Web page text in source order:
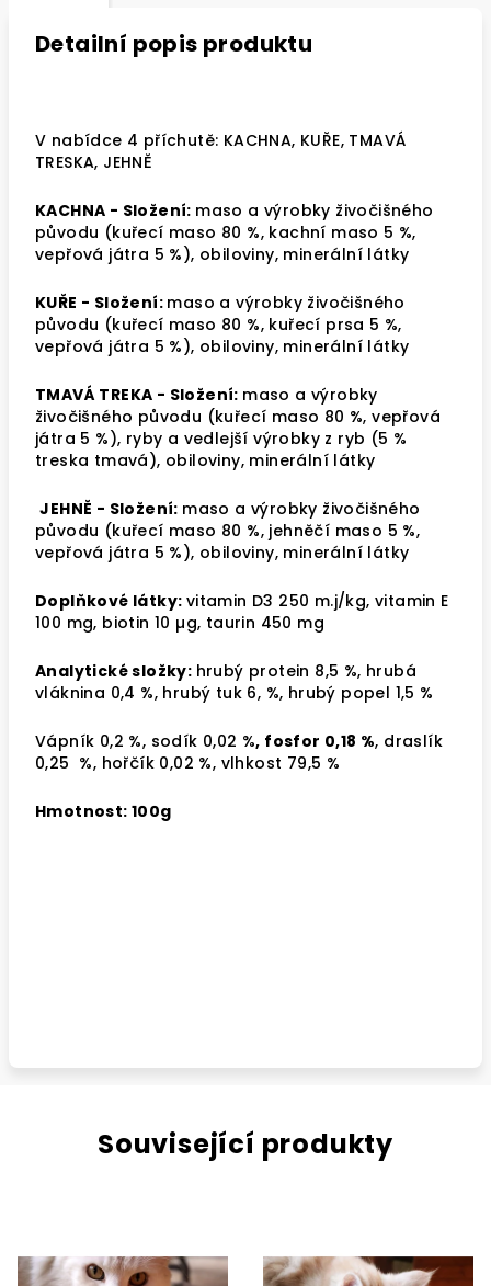
Detailní popis produktu
V nabídce 4 příchutě: KACHNA, KUŘE, TMAVÁ
TRESKA, JEHNĚ
KACHNA - Složení: maso a výrobky živočišného
původu (kuřecí maso 80 %, kachní maso 5 %,
vepřová játra 5 %), obiloviny, minerální látky
KUŘE - Složení: maso a výrobky živočišného
původu (kuřecí maso 80 %, kuřecí prsa 5 %,
vepřová játra 5 %), obiloviny, minerální látky
TMAVÁ TREKA - Složení: maso a výrobky
živočišného původu (kuřecí maso 80 %, vepřová
játra 5 %), ryby a vedlejší výrobky z ryb (5 %
treska tmavá), obiloviny, minerální látky
JEHNĚ - Složení: maso a výrobky živočišného
původu (kuřecí maso 80 %, jehněčí maso 5 %,
vepřová játra 5 %), obiloviny, minerální látky
Doplňkové látky: vitamin D3 250 m.j/kg, vitamin E
100 mg, biotin 10 µg, taurin 450 mg
Analytické složky: hrubý protein 8,5 %, hrubá
vláknina 0,4 %, hrubý tuk 6, %, hrubý popel 1,5 %
Vápník 0,2 %, sodík 0,02 %, fosfor 0,18 %, draslík
0,25 %, hořčík 0,02 %, vlhkost 79,5 %
Hmotnost: 100g
Související produkty